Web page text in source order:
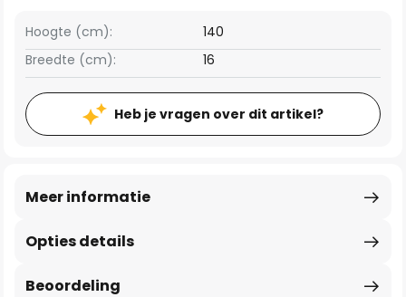
Breedte (cm): 16
Hoogte (cm): 140
Heb je vragen over dit artikel?
Opties details
Meer informatie
Beoordeling